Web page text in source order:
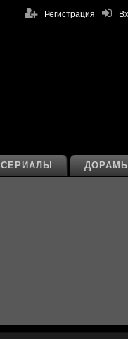
Регистрация
ДОРАМЫ
СЕРИАЛЫ